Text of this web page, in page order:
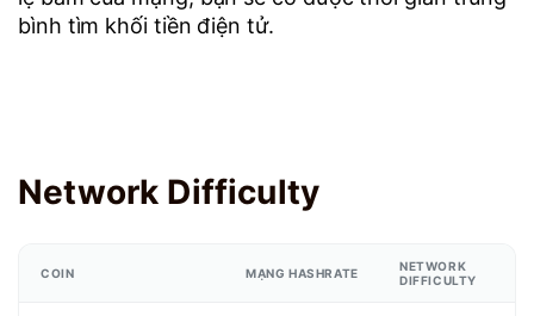
bình tìm khối tiền điện tử.
Network Difficulty
COIN MẠNG HASHRATE
NETWORK
DIFFICULTY